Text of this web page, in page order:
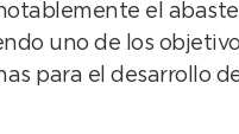
el
uno de los
para el desarrollo